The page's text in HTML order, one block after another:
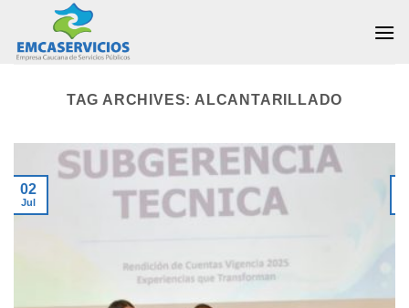
content
TAG ARCHIVES: ALCANTARILLADO
02
Jul